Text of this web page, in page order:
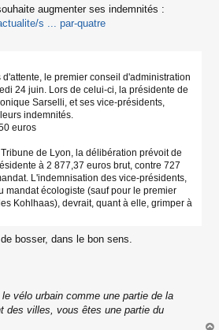
augmenter ses indemnités :
s ... par-quatre
le premier conseil d'administration
24 juin. Lors de celui-ci, la présidente de
Sarselli, et ses vice-présidents,
indemnités.
euros
de Lyon, la délibération prévoit de
à 2 877,37 euros brut, contre 727
L'indemnisation des vice-présidents,
mandat écologiste (sauf pour le premier
Kohlhaas), devrait, quant à elle, grimper à
bosser, dans le bon sens.
vélo urbain comme une partie de la
des villes, vous êtes une partie du